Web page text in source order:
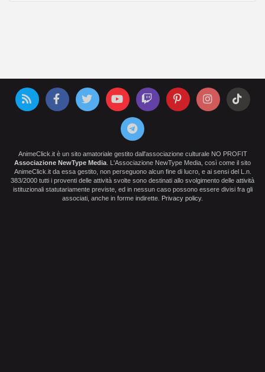
AnimeClick.it è un sito amatoriale gestito dall'associazione culturale NO PROFIT
Associazione NewType Media . L'Associazione NewType Media, così come il sito
AnimeClick.it da essa gestito, non perseguono alcun fine di lucro, e ai sensi del L.n.
383/2000 tutti i proventi delle attività svolte sono destinati allo svolgimento delle attività
istituzionali statutariamente previste, ed in nessun caso possono essere divisi fra gli
associati, anche in forme indirette. Privacy policy.